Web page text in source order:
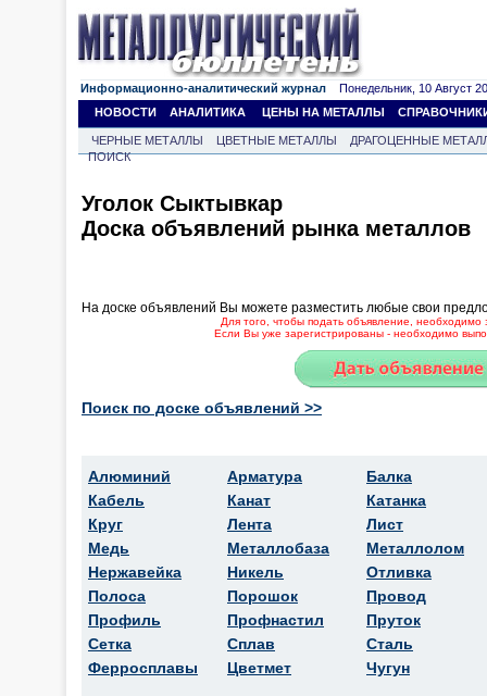
Информационно-аналитический журнал Понедельник, 10 Август
НОВОСТИ
АНАЛИТИКА ЦЕНЫ НА МЕТАЛЛЫ
ЧЕРНЫЕ МЕТАЛЛЫ ЦВЕТНЫЕ МЕТАЛЛЫ
ДРАГОЦЕННЫЕ
ПОИСК
Уголок Сыктывкар
Доска объявлений рынка металлов
На доске объявлений Вы можете разместить любые свои
Для того, чтобы подать объявление, необходимо
Если Вы уже зарегистрированы - необходимо
Поиск по доске объявлений >>
Алюминий
Кабель
Круг
Медь
Нержавейка
Полоса
Профиль
Сетка
Ферросплавы
Арматура
Канат
Лента
Металлобаза
Никель
Порошок
Профнастил
Сплав
Цветмет
Балка
Катанка
Лист
Металлолом
Отливка
Провод
Пруток
Сталь
Чугун